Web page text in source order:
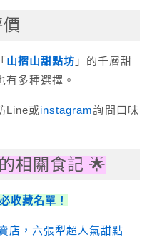
山摺山甜點坊 」的千層甜
多種選擇。
Line或instagram詢問口味
相關食記 🌟
收藏名單！
店，六張犁超人氣甜點